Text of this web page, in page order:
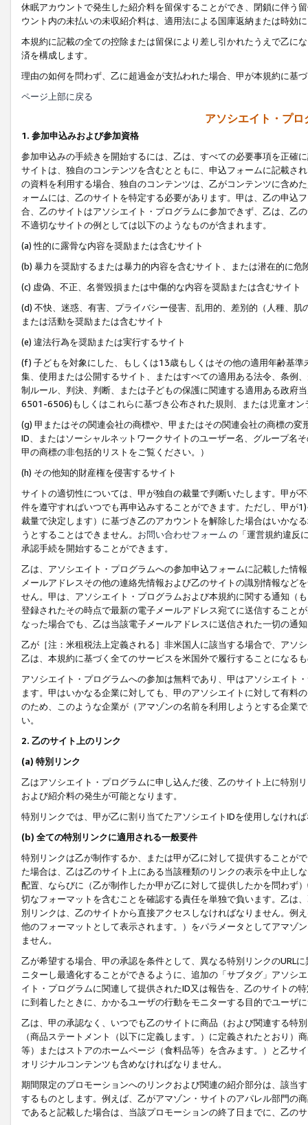
休眠アカウントで発生した紹介料を留保することができ、閉鎖に伴う
ウント内の未払いの未収紹介料は、適用法による国庫返納または時効
本規約に記載の全ての控除または留保により差し引かれたうえで乙に
済を構成します。
理由の如何を問わず、乙に超過金が支払われた場合、甲が本規約に基
ページ上部に戻る
アソシエイト・プ
1. 参加申込みおよび参加資格
参加申込みの手続きを開始するには、乙は、すべての必要事項を正確
サイトは、独自のコンテンツを含むとともに、申込フォームに記載さ
の資料を利用する場合、独自のコンテンツは、乙がコンテンツに含め
ォームには、乙のサイトを特定する必要があります。甲は、乙の申込
合、乙のサイトはアソシエイト・プログラムに参加できず、乙は、乙
不適切なサイトの例としては以下のようなものが含まれます。
(a) 性的に露骨な内容を奨励または含むサイト
(b) 暴力を奨励するまたは暴力的内容を含むサイト、または潜在的に
(c) 虚偽、不正、名誉毀損または中傷的な内容を奨励または含むサイト
(d) 不快、迷惑、有害、プライバシー侵害、乱用的、差別的（人種、
または活動を奨励または含むサイト
(e) 違法行為を奨励または実行するサイト
(f) 子どもを対象にした、もしくは13歳もしくはその他の適用年齢基
集、使用または公開するサイト、またはすべての適用ある法令、条例
制ルール、判決、判断、または子どもの保護に関連する適用ある政府
6501-6506)もしくはこれらに基づき公布された規則、または児童オン
(g) 甲またはその関連会社の商標や、甲またはその関連会社の商標の
ID、またはソーシャルネットワークサイトのユーザー名、グループ名
甲の商標の非包括的リストをご覧ください。）
(h) その他知的財産権を侵害するサイト
サイトの適切性については、甲が独自の裁量で判断いたします。甲が
件を遵守すればいつでも再申込みすることができます。ただし、甲が
裁量で決定します）に基づき乙のアカウントを解除した場合はいかな
うとすることはできません。 お問い合わせフォーム の「運営規約違反
承認手続を開始することができます。
乙は、アソシエイト・プログラムへの参加申込フォームに記載した情
メールアドレスその他の連絡先情報および乙のサイトの識別情報など
せん。甲は、アソシエイト・プログラムおよび本規約に関する通知（
登録されたその時点で最新の電子メールアドレス宛てに送信すること
なった場合でも、乙は当該電子メールアドレスに送信された一切の通
乙が［注：米租税法上定義される］非米国人に該当する場合で、アソ
乙は、本規約に基づく全てのサービスを米国外で履行することになる
アソシエイト・プログラムへの参加は無料であり、甲はアソシエイト
ます。甲はいかなる企業に対しても、甲のアソシエイトに対して有料
のため、このような企業が（アマゾンの名前を利用しようとする企業
い。
2. 乙のサイト上のリンク
(a) 特別リンク
乙はアソシエイト・プログラムに申し込んだ後、乙のサイト上に特別
および紹介料の発生が可能となります。
特別リンクでは、甲が乙に割り当てたアソシエイトIDを使用しなけれ
(b) 全ての特別リンクに適用される一般要件
特別リンクは乙が制作するか、または甲が乙に対して提供することが
た場合は、乙は乙のサイト上にある当該種類のリンクの表示を中止し
配置、ならびに（乙が制作したか甲が乙に対して提供したかを問わず
切なフォーマットを含むことを確認する責任を単独で負います。乙は
別リンクは、乙のサイトから直接アクセスしなければなりません。例
他のフォーマットとして表示されます。）をパラメータとしてアマゾ
ません。
乙が希望する場合、甲の承認を条件として、異なる特別リンクのURL
ニターし最適化することができるように、追加の「サブタグ」アソシ
イト・プログラムに関連して提供されたID又は報告を、乙のサイトの
に到着したときに、かかるユーザの行動をモニターする目的でユーザ
乙は、甲の承認なく、いつでも乙のサイトに商品（および関連する特
（商品ステートメント（以下に定義します。）に定義されたとおり
等）またはストアのホームページ（食料品等）を含みます。）と乙サ
オリジナルコンテンツも含めなければなりません。
期間限定のプロモーションへのリンクおよび関連の紹介部分は、該当
するものとします。例えば、乙がアマゾン・サイトのアパレル部門の
であると記載した場合は、当該プロモーションの終了日までに、乙の